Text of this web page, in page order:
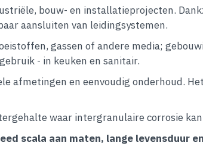
bouw- en installatieprojecten.
aansluiten van leidingsystemen.
gassen of andere media;
- in keuken en sanitair.
afmetingen en eenvoudig onderhoud.
waar intergranulaire corrosie
scala aan maten, lange levensduur